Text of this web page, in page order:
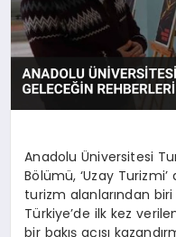
Anadolu Üniversitesi
Bölümü, ‘Uzay
turizm alanlarından
Türkiye’de ilk kez
bir bakış açısı